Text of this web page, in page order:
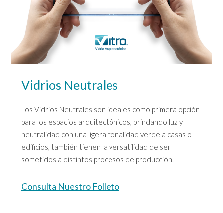
Vidrios Neutrales
Los Vidrios Neutrales son ideales como primera opción
para los espacios arquitectónicos, brindando luz y
neutralidad con una ligera tonalidad verde a casas o
edificios, también tienen la versatilidad de ser
sometidos a distintos procesos de producción.
Consulta Nuestro Folleto